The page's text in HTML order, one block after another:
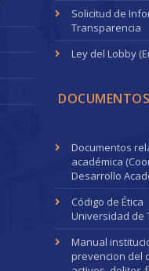
Solicitud de
Transparencia
Ley del Lobby
DOCUMENTOS
Documentos
académica
Desarrollo
Código de Ética
Universidad de
Manual
prevencion del